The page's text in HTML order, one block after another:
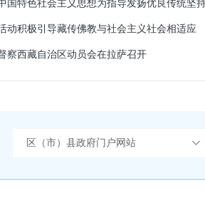
动积极引导藏传佛教与社会主义社会相适应
察西藏自治区动员会在拉萨召开
区（市）县政府门户网站